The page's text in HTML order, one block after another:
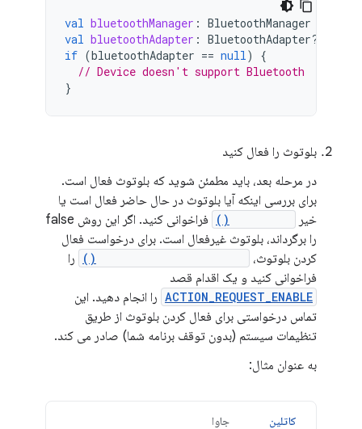
val bluetoothManager : BluetoothManager
val bluetoothAdapter : BluetoothAdapter?
if (bluetoothAdapter == null)
{
// Device doesn't support Bluetooth
}
بلوتوث را فعال کنید
در مرحله بعد، باید مطمئن شوید که بلوتوث فعال است.
برای بررسی اینکه آیا بلوتوث در حال حاضر فعال است یا
خیر
فراخوانی کنید. اگر این روش false
را برگرداند، بلوتوث غیرفعال است. برای درخواست فعال
کردن بلوتوث،
را
فراخوانی کنید و یک اقدام قصد
ACTION_REQUEST_ENABLE را انجام دهید. این
تماس درخواستی برای فعال کردن بلوتوث از طریق
تنظیمات سیستم (بدون توقف برنامه شما) صادر می کند.
به عنوان مثال:
کاتلین جاوا